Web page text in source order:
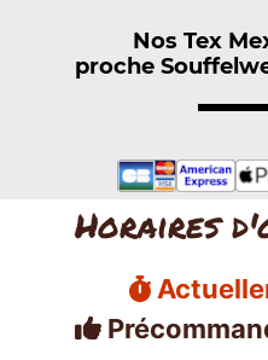
Nos Tex
proche
Horaires